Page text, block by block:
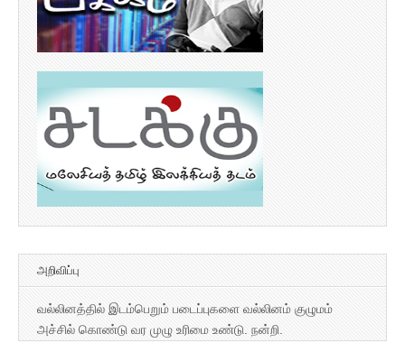
அறிவிப்பு
வல்லினத்தில் இடம்பெறும் படைப்புகளை வல்லினம் குழுமம்
அச்சில் கொண்டு வர முழு உரிமை உண்டு. நன்றி.